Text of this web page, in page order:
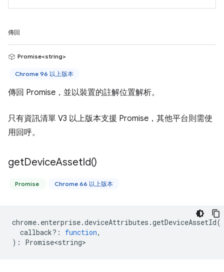
傳回
Promise<string>
Chrome 96 以上版本
傳回 Promise，並以裝置的註解位置解析。
只有資訊清單 V3 以上版本支援 Promise，其他平台則需使
用回呼。
getDeviceAssetId()
Promise Chrome 66 以上版本
chrome. enterprise.deviceAttributes .getDeviceAssetId(
callback? : function,
) : Promise<string>